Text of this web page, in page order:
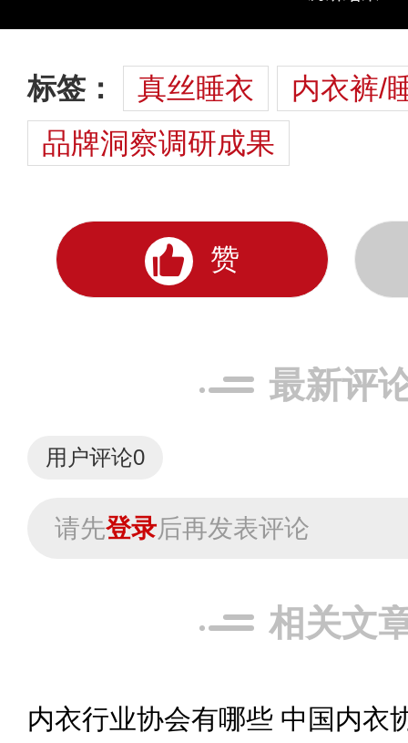
标签： 真丝睡衣
内衣裤/
品牌洞察调研成果
赞
最新评
用户评论0
请先登录后再发表评论
相关文
内衣行业协会有哪些 中国内衣